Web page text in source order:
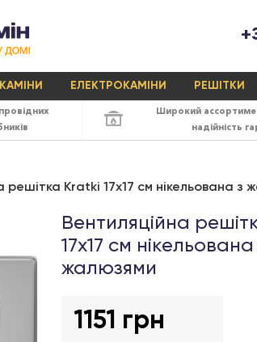
ЕЛЕКТРОКАМІНИ РЕШІТКИ
Широкий
надійність
решітка Kratki 17x17 см нікельована з
Вентиляційна
17х17 см нікельована
жалюзями
1151 грн